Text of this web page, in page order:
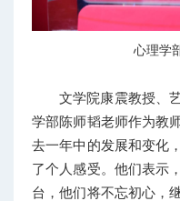
心理学
文学院康震教授、
学部陈师韬老师作为教
去一年中的发展和变化
了个人感受。他们表示
台，他们将不忘初心，